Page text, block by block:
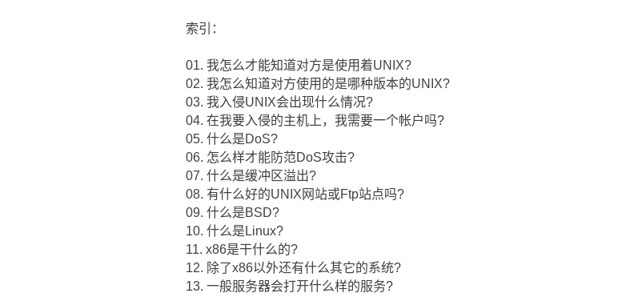
索引：
01. 我怎么才能知道对方是使用着UNIX?
02. 我怎么知道对方使用的是哪种版本的UNIX?
03. 我入侵UNIX会出现什么情况?
04. 在我要入侵的主机上，我需要一个帐户吗?
05. 什么是DoS?
06. 怎么样才能防范DoS攻击?
07. 什么是缓冲区溢出?
08. 有什么好的UNIX网站或Ftp站点吗?
09. 什么是BSD?
10. 什么是Linux?
11. x86是干什么的?
12. 除了x86以外还有什么其它的系统?
13. 一般服务器会打开什么样的服务?